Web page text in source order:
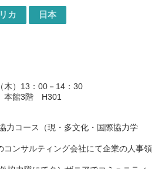
カ 日本
木）13：00－14：30
本館3階 H301
コース（現・多文化・国際協力学
コンサルティング会社にて企業の人事領